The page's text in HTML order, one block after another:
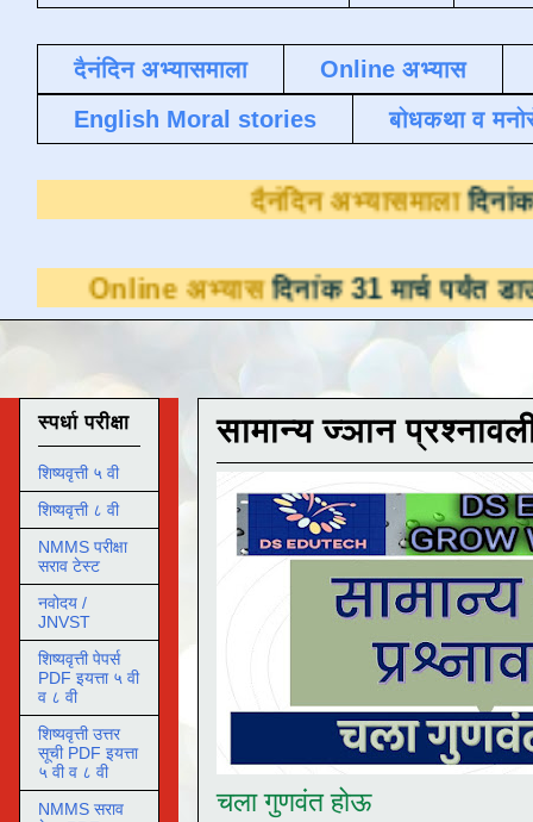
दैनंदिन अभ्यासमाला
Online अभ्यास
English Moral stories
बोधकथा व
दैनंदिन
अभ्यासदिनांक 31 मार्च पर्यंत डाउनलोडसाठी
सामान्य ज्ञान
चला गुणवंत होऊ
स्पर्धा परीक्षा
शिष्यवृत्ती ५ वी
शिष्यवृत्ती ८ वी
NMMS परीक्षा
सराव टेस्ट
नवोदय /
JNVST
शिष्यवृत्ती पेपर्स
PDF इयत्ता ५ वी
व ८ वी
शिष्यवृत्ती उत्तर
सूची PDF इयत्ता
५ वी व ८ वी
NMMS सराव